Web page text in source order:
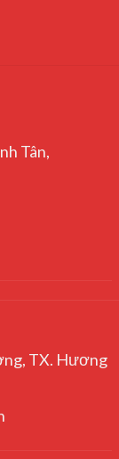
Tân,
TX. Hương